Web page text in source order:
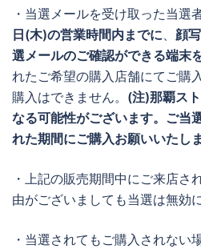
・当選メールを受け取った当選者
日(木)の営業時間内までに、 顔
選メールのご確認ができる端末
れたご希望の購入店舗にてご購
購入はできません。 (注)那覇ス
なる可能性がございます。ご当
れた期間にご購入お願いいたしま
・上記の販売期間中にご来店さ
由がございましても当選は無効
・当選されてもご購入されない